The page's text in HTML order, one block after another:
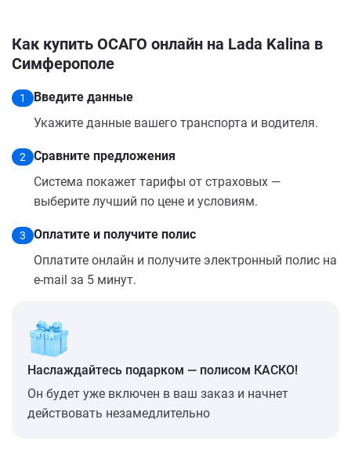
Как купить ОСАГО онлайн на Lada Kalina в
Симферополе
1
Введите данные
Укажите данные вашего транспорта и водителя.
2
Сравните предложения
Система покажет тарифы от страховых —
выберите лучший по цене и условиям.
3
Оплатите и получите полис
Оплатите онлайн и получите электронный полис на
e-mail за 5 минут.
Наслаждайтесь подарком — полисом КАСКО!
Он будет уже включен в ваш заказ и начнет
действовать незамедлительно